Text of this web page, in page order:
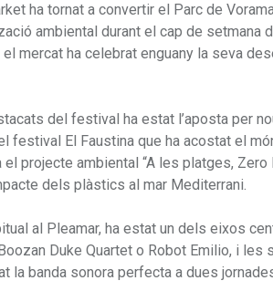
ha tornat a convertir el Parc de
ambiental durant el cap de setmana
el mercat ha celebrat enguany la seva
del festival ha estat l’aposta per
festival El Faustina que ha acostat el
el projecte ambiental “A les platges,
dels plàstics al mar Mediterrani.
al Pleamar, ha estat un dels eixos
Duke Quartet o Robot Emilio, i
la banda sonora perfecta a dues